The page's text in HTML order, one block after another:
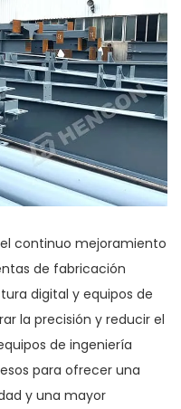
continuo mejoramiento
de fabricación
digital y equipos de
la precisión y reducir el
de ingeniería
para ofrecer una
y una mayor